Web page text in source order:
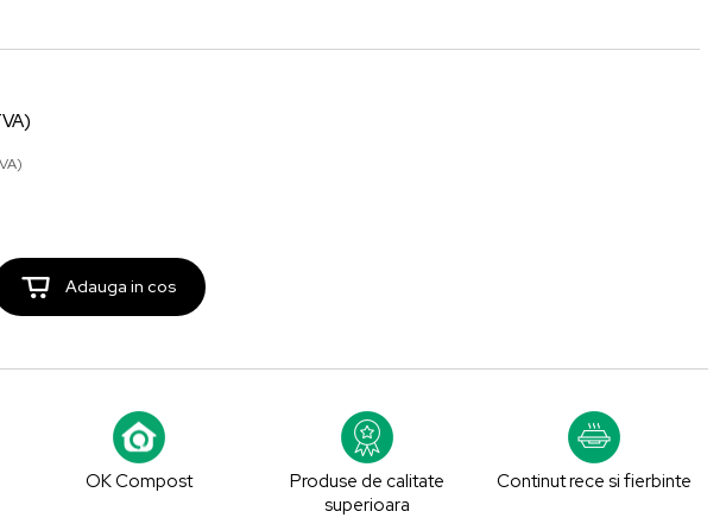
Adauga in cos
OK Compost
Produse de calitate
superioara
Continut rece si fierbinte